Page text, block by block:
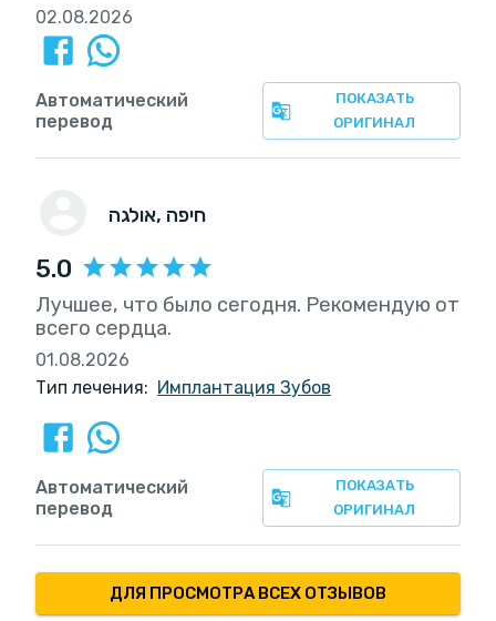
02.08.2026
ПОКАЗАТЬ
ОРИГИНАЛ
Автоматический
перевод
אולגה , חיפה
5.0
Лучшее, что было сегодня. Рекомендую от
всего сердца.
01.08.2026
Тип лечения: Имплантация Зубов
ПОКАЗАТЬ
ОРИГИНАЛ
Автоматический
перевод
ДЛЯ ПРОСМОТРА ВСЕХ ОТЗЫВОВ